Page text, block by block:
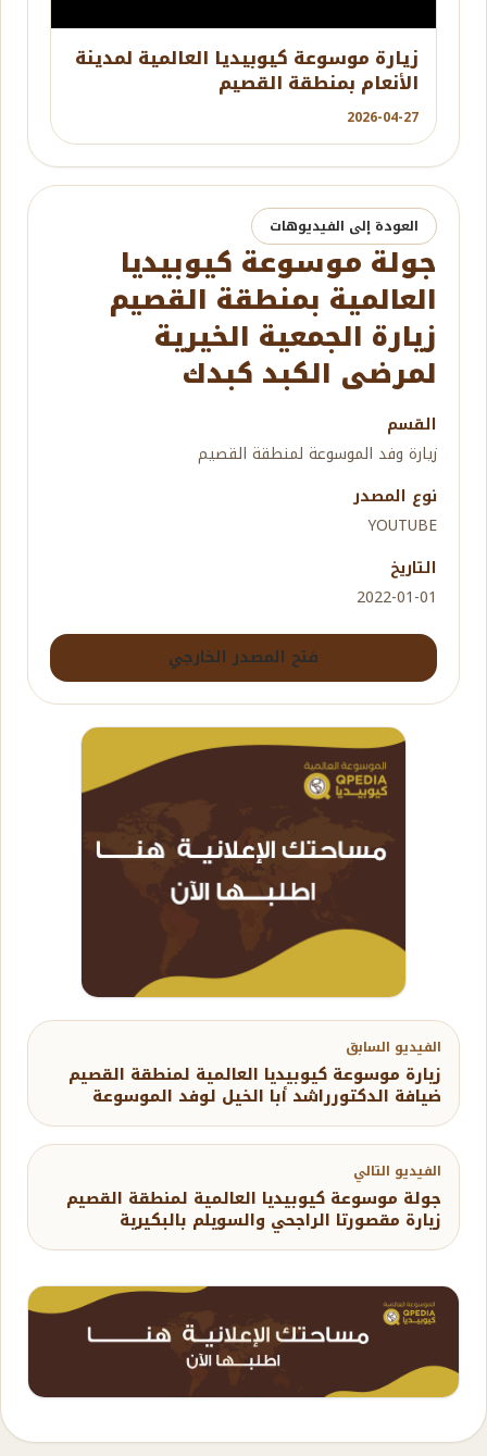
زيارة موسوعة كيوبيديا العالمية لمدينة
الأنعام بمنطقة القصيم
2026-04-27
العودة إلى الفيديوهات
جولة موسوعة كيوبيديا
العالمية بمنطقة القصيم
زيارة الجمعية الخيرية
لمرضى الكبد كبدك
القسم
زيارة وفد الموسوعة لمنطقة القصيم
نوع المصدر
YOUTUBE
التاريخ
2022-01-01
فتح المصدر الخارجي
الفيديو السابق
زيارة موسوعة كيوبيديا العالمية لمنطقة القصيم
ضيافة الدكتورراشد أبا الخيل لوفد الموسوعة
الفيديو التالي
جولة موسوعة كيوبيديا العالمية لمنطقة القصيم
زيارة مقصورتا الراجحي والسويلم بالبكيرية